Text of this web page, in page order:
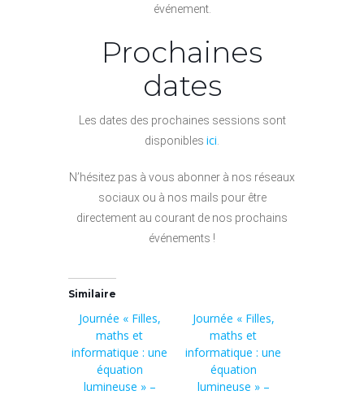
événement.
Prochaines
dates
Les dates des prochaines sessions sont
disponibles ici
N’hésitez pas à vous abonner à nos réseaux
sociaux ou à nos mails pour être
directement au courant de nos prochains
événements !
Similaire
Journée « Filles,
maths et
informatique : une
équation
lumineuse » –
Journée « Filles,
maths et
informatique : une
équation
lumineuse » –